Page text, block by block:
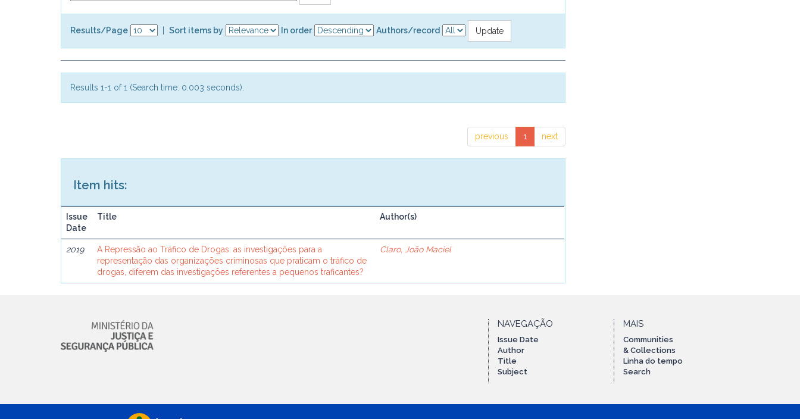
Results/Page Sort items by In order Authors/record
Results 1-1 of 1 (Search time: 0.003 seconds).
previous 1 next
Item hits:
Issue
Date
Title Author(s)
2019
A Repressão ao Tráfico de Drogas: as investigações para a
representação das organizações criminosas que praticam o tráfico de
drogas, diferem das investigações referentes a pequenos traficantes?
Claro, João Maciel
NAVEGAÇÃO
Issue Date
Author
Title
Subject
MAIS
Communities
& Collections
Linha do tempo
Search